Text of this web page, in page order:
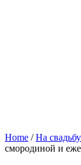
Home /На свадьбу
смородиной и